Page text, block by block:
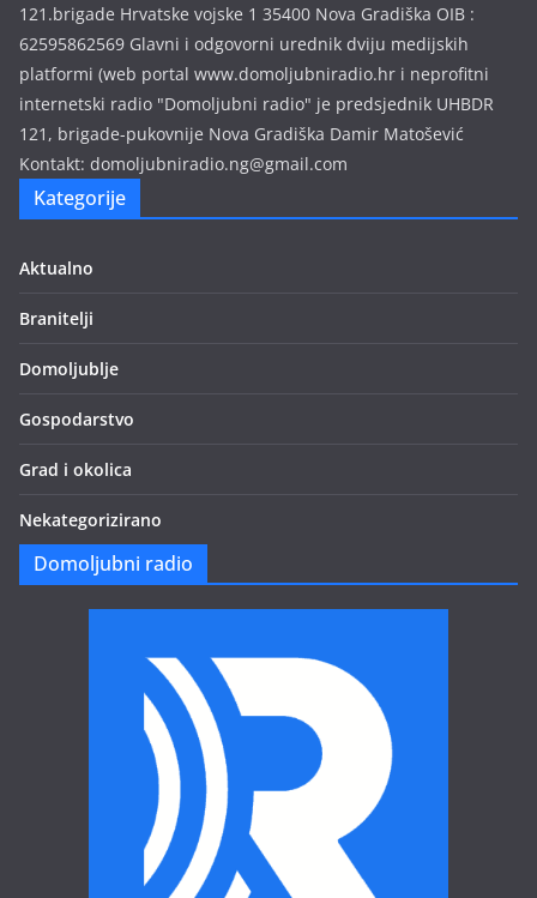
121.brigade Hrvatske vojske 1 35400 Nova Gradiška OIB :
62595862569 Glavni i odgovorni urednik dviju medijskih
platformi (web portal www.domoljubniradio.hr i neprofitni
internetski radio "Domoljubni radio" je predsjednik UHBDR
121, brigade-pukovnije Nova Gradiška Damir Matošević
Kontakt: domoljubniradio.ng@gmail.com
Kategorije
Aktualno
Branitelji
Domoljublje
Gospodarstvo
Grad i okolica
Nekategorizirano
Domoljubni radio